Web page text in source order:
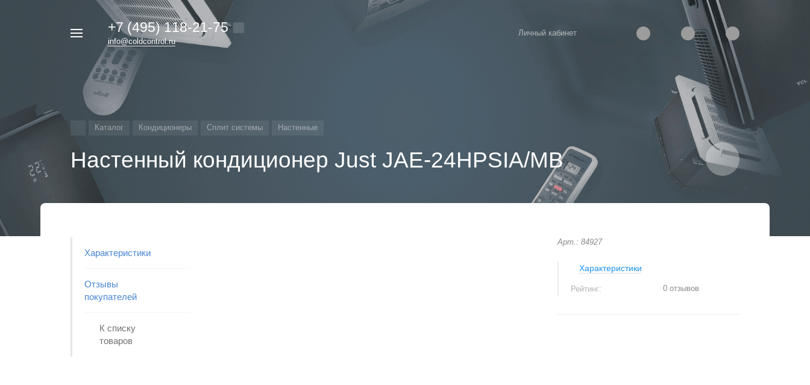
+7 (495) 118-21-75
info@coldcontrol.ru
Личный кабинет
Каталог Кондиционеры Сплит системы Настенные
Настенный кондиционер Just JAE-24HPSIA/MB
Характеристики
Отзывы
покупателей
К списку
товаров
Арт.: 84927
Характеристики
Рейтинг: 0 отзывов